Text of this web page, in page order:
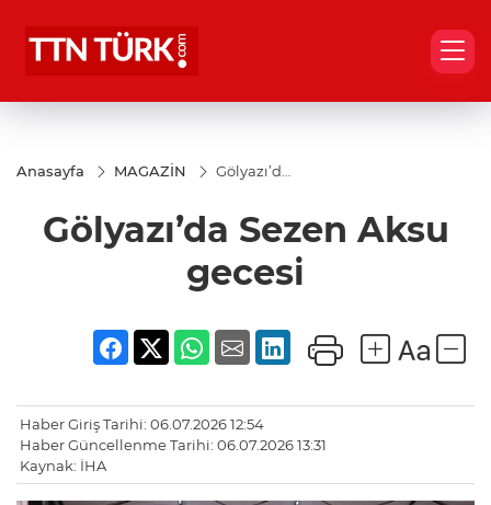
Anasayfa MAGAZİN
Gölyazı’da
gecesi
Gölyazı’da Sezen Aksu
gecesi
Haber Giriş Tarihi: 06.07.2026 12:54
Haber Güncellenme Tarihi: 06.07.2026 13:31
Kaynak: İHA